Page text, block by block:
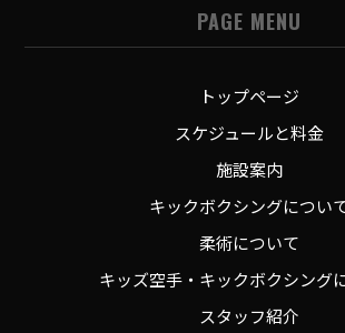
PAGE MENU
トップページ
スケジュールと料金
施設案内
キックボクシングについ
柔術について
キッズ空手・キックボクシング
スタッフ紹介